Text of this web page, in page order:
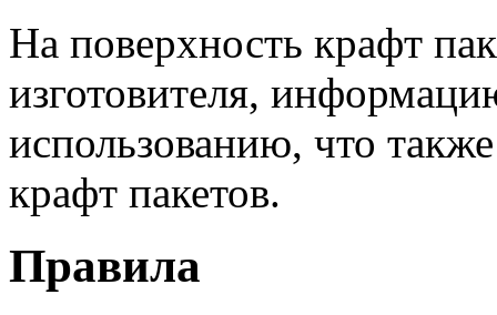
На поверхность крафт
изготовителя,
использованию, что
крафт пакетов.
Правила